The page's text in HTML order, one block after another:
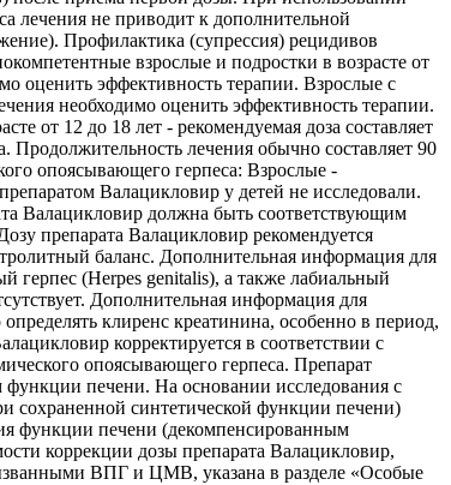
лечения не приводит к дополнительной
Профилактика (супрессия) рецидивов
взрослые и подростки в возрасте от
оценить эффективность терапии. Взрослые с
необходимо оценить эффективность терапии.
от 12 до 18 лет - рекомендуемая доза составляет
Продолжительность лечения обычно составляет 90
опоясывающего герпеса: Взрослые -
Валацикловир у детей не исследовали.
Валацикловир должна быть соответствующим
препарата Валацикловир рекомендуется
баланс. Дополнительная информация для
(Herpes genitalis), а также лабиальный
Дополнительная информация для
клиренс креатинина, особенно в период,
корректируется в соответствии с
опоясывающего герпеса. Препарат
печени. На основании исследования с
сохраненной синтетической функции печени)
функции печени (декомпенсированным
коррекции дозы препарата Валацикловир,
ВПГ и ЦМВ, указана в разделе «Особые